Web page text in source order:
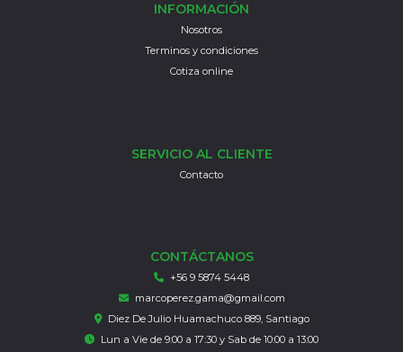
INFORMACIÓN
Nosotros
Terminos y condiciones
Cotiza online
SERVICIO AL CLIENTE
Contacto
CONTÁCTANOS
+56 9 5874 5448
marcoperez.gama@gmail.com
Diez De Julio Huamachuco 889, Santiago
Lun a Vie de 9:00 a 17:30 y Sab de 10:00 a 13:00